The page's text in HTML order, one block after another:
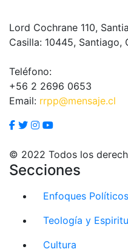
Lord Cochrane 110,
Casilla: 10445, Santiago,
Teléfono:
+56 2 2696 0653
Email: rrpp@mensaje.cl
© 2022 Todos los
Secciones
Enfoques
Teología y
Cultura